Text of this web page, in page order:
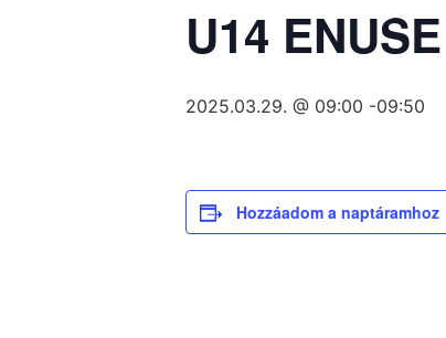
U14
2025.03.29. @ 09:00 -09:50
Hozzáadom a naptáramhoz